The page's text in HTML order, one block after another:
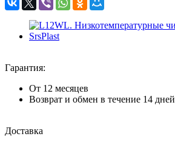
Гарантия:
От 12 месяцев
Возврат и обмен в течение 14 дней
Доставка